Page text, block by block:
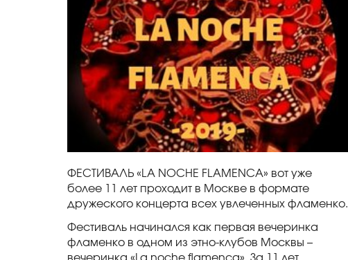
ФЕСТИВАЛЬ «LA NOCHE FLAMENCA» вот уже
более 11 лет проходит в Москве в формате
дружеского концерта всех увлеченных фламенко.
Фестиваль начинался как первая вечеринка
фламенко в одном из этно-клубов Москвы –